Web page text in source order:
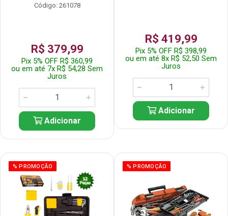
Código: 261078
R$ 379,99
Pix 5% OFF R$ 360,99
ou em até 7x R$ 54,28 Sem
Juros
Adicionar
R$ 419,99
Pix 5% OFF R$ 398,99
ou em até 8x R$ 52,50 Sem
Juros
Adicionar
% PROMOÇÃO % PROMOÇÃO